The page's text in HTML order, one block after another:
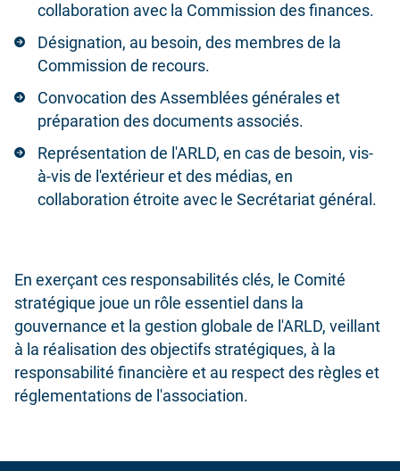
collaboration avec la Commission des finances.
Désignation, au besoin, des membres de la
Commission de recours.
Convocation des Assemblées générales et
préparation des documents associés.
Représentation de l'ARLD, en cas de besoin, vis-
à-vis de l'extérieur et des médias, en
collaboration étroite avec le Secrétariat général.
En exerçant ces responsabilités clés, le Comité
stratégique joue un rôle essentiel dans la
gouvernance et la gestion globale de l'ARLD, veillant
à la réalisation des objectifs stratégiques, à la
responsabilité financière et au respect des règles et
réglementations de l'association.